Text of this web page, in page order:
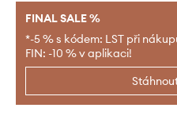
FINAL SALE %
*-5 % s kódem: LST při
FIN: -10 % v aplikaci!